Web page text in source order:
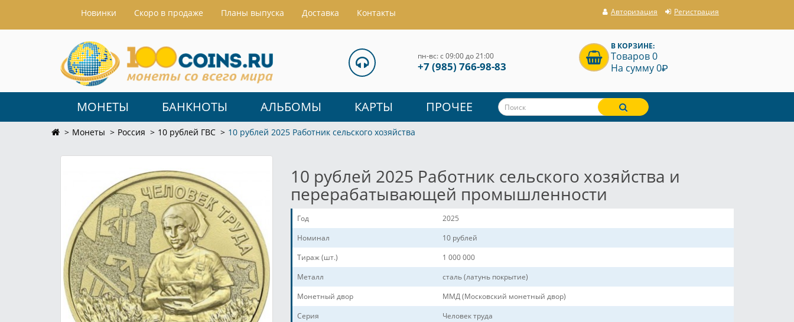
Hовинки Скоро в продаже Планы выпуска Доставка Контакты Авторизация Регистрация
пн-вс: с 09:00 до 21:00
+7 (985) 766-98-83
В КОРЗИНЕ:
Товаров 0
На сумму 0P
МОНЕТЫ БАНКНОТЫ АЛЬБОМЫ КАРТЫ ПРОЧЕЕ
Монеты Россия 10 рублей ГВС 10 рублей 2025 Работник сельского хозяйства
10 рублей 2025 Работник сельского хозяйства и
перерабатывающей промышленности
Год
2025
Номинал
10 рублей
Тираж (шт.)
1 000 000
Металл
сталь (латунь покрытие)
Монетный двор
ММД (Московский монетный двор)
Серия
Человек труда